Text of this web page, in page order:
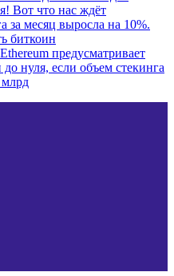
Вот что нас ждёт
за месяц выросла на 10%.
биткоин
предусматривает
нуля, если объем стекинга
млрд